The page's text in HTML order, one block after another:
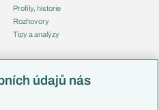
Profily, historie
Rozhovory
Tipy a analýzy
Českoúdajů nás